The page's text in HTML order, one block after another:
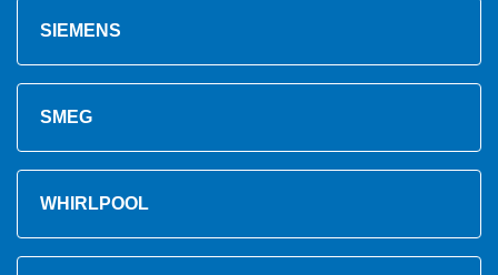
SIEMENS
SMEG
WHIRLPOOL